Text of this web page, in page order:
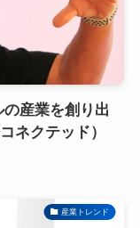
産業を創り出
ネクテッド）
産業トレンド